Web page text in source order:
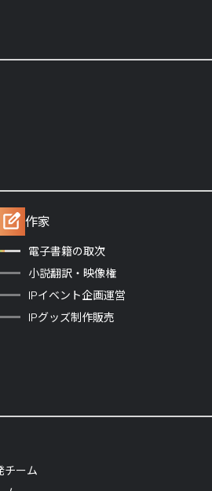
作家
電子書籍の取次
小説翻訳・映像権
IPイベント企画運営
IPグッズ制作販売
チーム